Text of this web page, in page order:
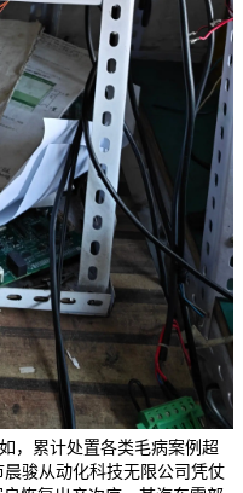
，累计处置各类毛病案例超
骏从动化科技无限公司凭仗